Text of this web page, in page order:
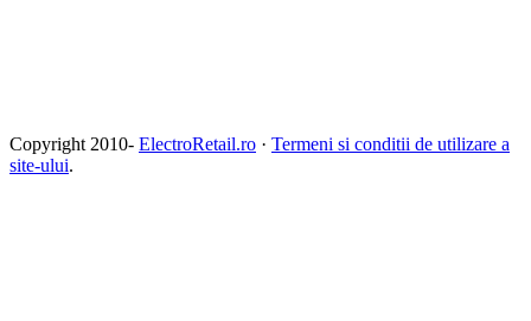
Copyright 2010- ElectroRetail.ro · Termeni si conditii de utilizare a
site-ului.